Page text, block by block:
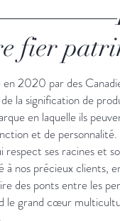
fier
2020 par des
la signification de
en laquelle ils
et de
ses racines et
nos précieux clients,
des ponts entre les
le grand cœur